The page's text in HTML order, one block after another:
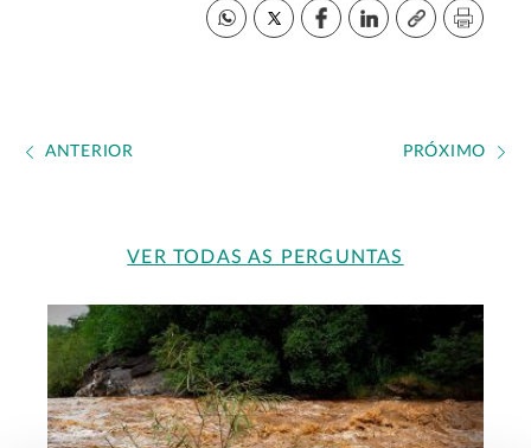
ANTERIOR PRÓXIMO
VER TODAS AS PERGUNTAS